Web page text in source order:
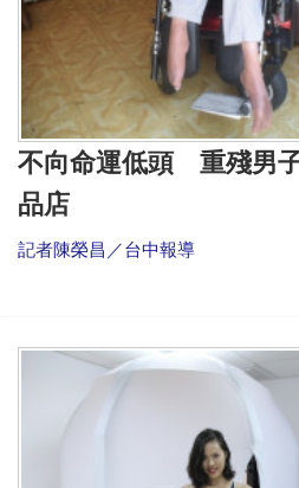
不向命運低頭 重殘男
品店
記者陳榮昌／台中報導